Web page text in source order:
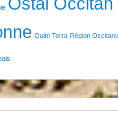
Quim Torra Région